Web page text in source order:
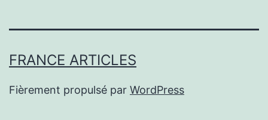
FRANCE ARTICLES
Fièrement propulsé par WordPress